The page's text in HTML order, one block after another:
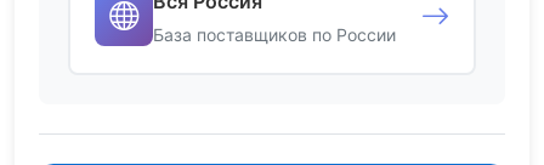
База поставщиков по России